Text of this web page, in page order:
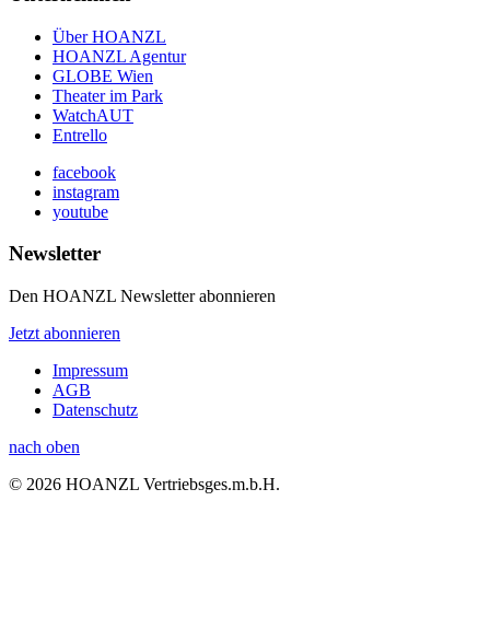
Über HOANZL
HOANZL Agentur
GLOBE Wien
Theater im Park
WatchAUT
Entrello
facebook
instagram
youtube
Newsletter
Den HOANZL Newsletter abonnieren
Jetzt abonnieren
Impressum
AGB
Datenschutz
nach oben
© 2026 HOANZL Vertriebsges.m.b.H.